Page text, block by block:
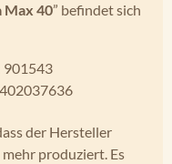
Max 40” befindet sich
901543
der Hersteller
produziert. Es